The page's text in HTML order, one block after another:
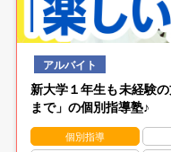
アルバイト
新大学１年生も未経験
まで」の個別指導塾♪
個別指導